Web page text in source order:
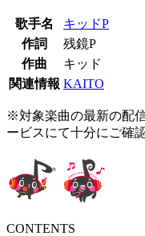
歌手名
キッドP
作詞
残鏡P
作曲
キッド
関連情報 KAITO
※対象楽曲の最新の配
ービスにて十分にご確
CONTENTS